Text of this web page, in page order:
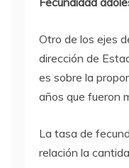
Otro de los ejes
dirección de
es sobre la
años que fueron
La tasa de
relación la